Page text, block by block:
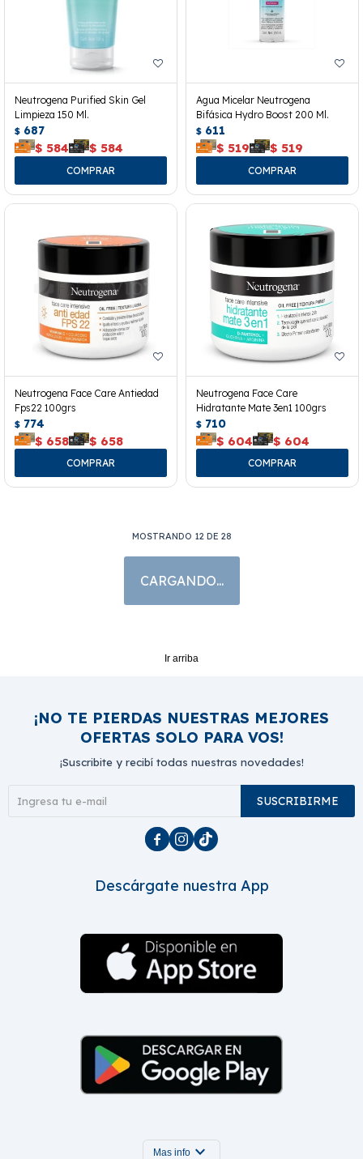
Neutrogena Purified Skin Gel
Limpieza 150 Ml.
$ 687
$ 584 $ 584
Agua Micelar Neutrogena
Bifásica Hydro Boost 200 Ml.
$ 611
$ 519 $ 519
Neutrogena Face Care Antiedad
Fps22 100grs
$ 774
$ 658 $ 658
Neutrogena Face Care
Hidratante Mate 3en1 100grs
$ 710
$ 604 $ 604
MOSTRANDO 12DE 28
Ir arriba
¡NO TE PIERDAS NUESTRAS MEJORES
OFERTAS SOLO PARA VOS!
¡Suscribite y recibí todas nuestras novedades!
SUSCRIBIRME
  
Descárgate nuestra App
Mas info expand_more